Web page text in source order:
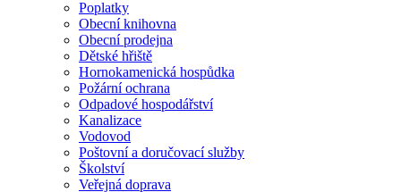
Poplatky
Obecní knihovna
Obecní prodejna
Dětské hřiště
Hornokamenická hospůdka
Požární ochrana
Odpadové hospodářství
Kanalizace
Vodovod
Poštovní a doručovací služby
Školství
Veřejná doprava